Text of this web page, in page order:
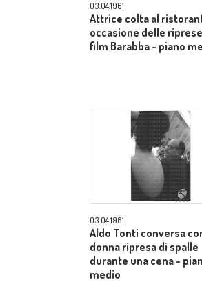
03.04.1961
Attrice colta al
occasione delle
film Barabba - piano
03.04.1961
Aldo Tonti conversa
donna ripresa di spalle
durante una cena -
medio